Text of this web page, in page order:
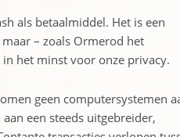
als betaalmiddel. Het is een
– zoals Ormerod het
het minst voor onze privacy.
geen computersystemen
een steeds uitgebreider,